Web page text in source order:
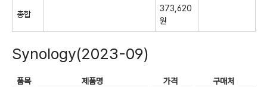
총합
373,620
원
Synology(2023-09)
품목 제품명 가격 구매처